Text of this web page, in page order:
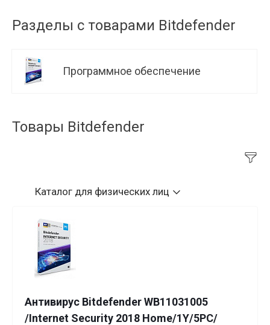
Разделы с товарами Bitdefender
Программное обеспечение
Товары Bitdefender
Каталог для физических лиц
Антивирус Bitdefender WB11031005
/Internet Security 2018 Home/1Y/5PC/